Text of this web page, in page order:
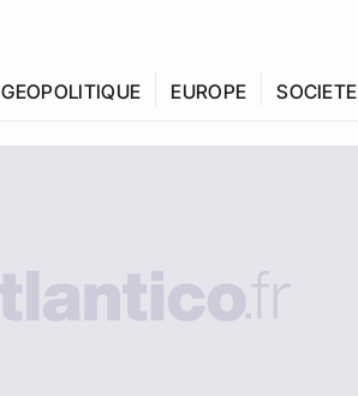
GEOPOLITIQUE EUROPE SOCIETE